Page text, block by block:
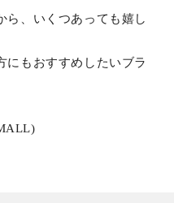
ら、いくつあっても嬉し
にもおすすめしたいブラ